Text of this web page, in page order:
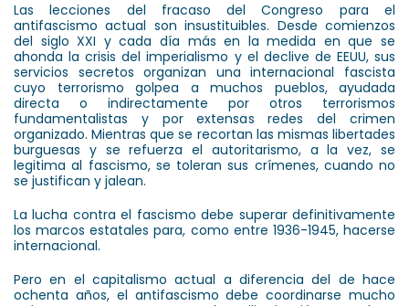
Las lecciones del fracaso del Congreso para el
antifascismo actual son insustituibles. Desde comienzos
del siglo XXI y cada día más en la medida en que se
ahonda la crisis del imperialismo y el declive de EEUU, sus
servicios secretos organizan una internacional fascista
cuyo terrorismo golpea a muchos pueblos, ayudada
directa o indirectamente por otros terrorismos
fundamentalistas y por extensas redes del crimen
organizado. Mientras que se recortan las mismas libertades
burguesas y se refuerza el autoritarismo, a la vez, se
legitima al fascismo, se toleran sus crímenes, cuando no
se justifican y jalean.
La lucha contra el fascismo debe superar definitivamente
los marcos estatales para, como entre 1936-1945, hacerse
internacional.
Pero en el capitalismo actual a diferencia del de hace
ochenta años, el antifascismo debe coordinarse mucho